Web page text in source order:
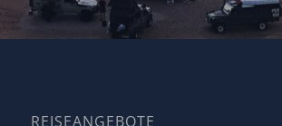
REISEANGEBOTE